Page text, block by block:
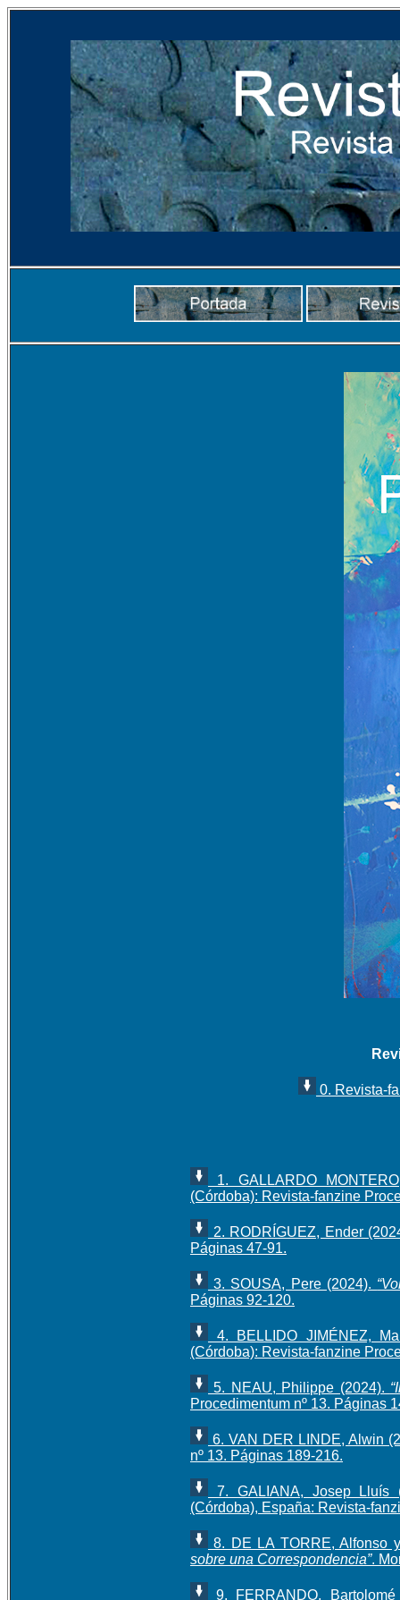
0. Revista-
1. GALLARDO
(Córdoba): Revista-fanzine
2. RODRÍGUEZ, Ender
Páginas 47-91.
3. SOUSA, Pere (2024).
Páginas 92-120.
4. BELLIDO JIMÉNEZ,
(Córdoba): Revista-fanzine
5. NEAU, Philippe (2024).
Procedimentum nº 13. Páginas
6. VAN DER LINDE, Alwin
nº 13. Páginas 189-216.
7. GALIANA, Josep Lluís
(Córdoba), España: Revista-
8. DE LA TORRE, Alfonso
sobre una Correspondencia”.
9. FERRANDO,